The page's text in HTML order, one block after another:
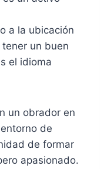
a la ubicación
un buen
el idioma
un obrador en
de
de formar
apasionado.